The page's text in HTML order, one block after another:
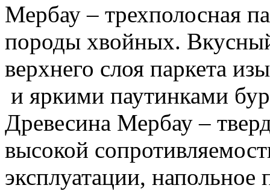
Мербау – трехполосная
породы хвойных.
верхнего слоя паркета
и яркими паутинками
Древесина Мербау –
высокой
эксплуатации,